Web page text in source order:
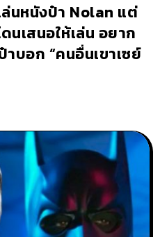
นหนังป๋า Nolan แต่
เสนอให้เล่น อยาก
าบอก “คนอื่นเขาเซย์